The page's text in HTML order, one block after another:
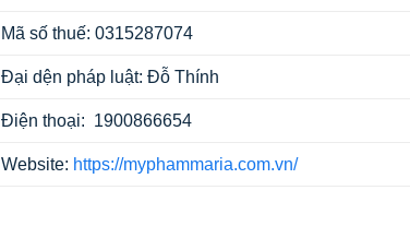
Mã số thuế: 0315287074
Đại dện pháp luật: Đỗ Thính
Điện thoại: 1900866654
Website: https://myphammaria.com.vn/